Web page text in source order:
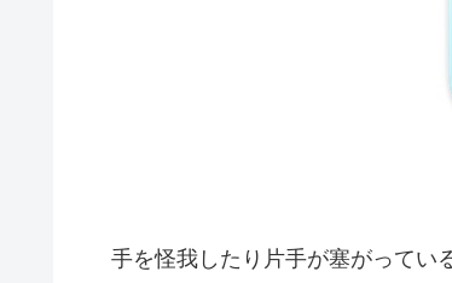
手を怪我したり片手が塞がってい